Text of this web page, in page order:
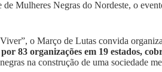
Mulheres Negras do Nordeste, o
o Março de Lutas convida
83 organizações em 19 estados,
na construção de uma sociedade